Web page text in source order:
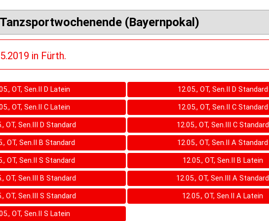
(Bayernpokal)
in Fürth.
OT, Sen.II D Latein
12.05., OT, Sen.II D Standard
OT, Sen.II C Latein
12.05., OT, Sen.II C Standard
OT, Sen.III D Standard
12.05., OT, Sen.III C Standard
OT, Sen.II B Standard
12.05., OT, Sen.II A Standard
OT, Sen.II S Standard
12.05., OT, Sen.II B Latein
OT, Sen.III B Standard
12.05., OT, Sen.III A Standard
OT, Sen.III S Standard
12.05., OT, Sen.II A Latein
OT, Sen.II S Latein